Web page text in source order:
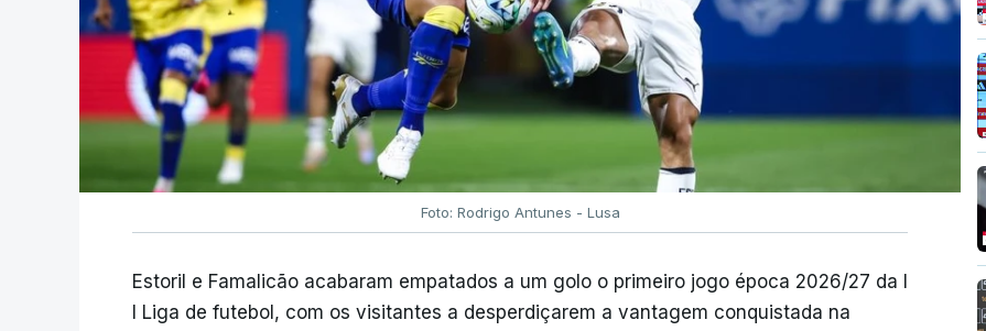
Foto: Rodrigo Antunes - Lusa
Estoril e Famalicão acabaram empatados a um golo o primeiro jogo época 2026/27 da I
I Liga de futebol, com os visitantes a desperdiçarem a vantagem conquistada na